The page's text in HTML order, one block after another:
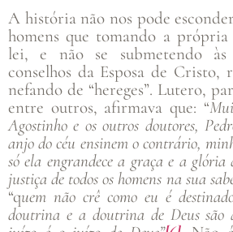
A história não nos pode
homens que tomando a
lei, e não se submetendo às
conselhos da Esposa de Cristo,
nefando de “hereges”. Lutero,
entre outros, afirmava que: “
Agostinho e os outros doutores,
anjo do céu ensinem o contrário,
só ela engrandece a graça e a glória
justiça de todos os homens na sua
“quem não crê como eu é
doutrina e a doutrina de Deus são